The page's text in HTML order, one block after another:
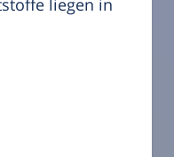
liegen in